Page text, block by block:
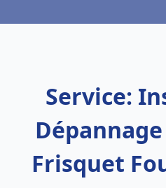
Service:
Frisquet